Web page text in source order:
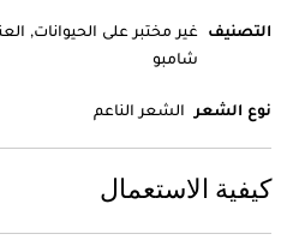
التصنيف غير مختبر على الحيوانات,
شامبو
نوع الشعر الشعر الناعم
كيفية الاستعمال